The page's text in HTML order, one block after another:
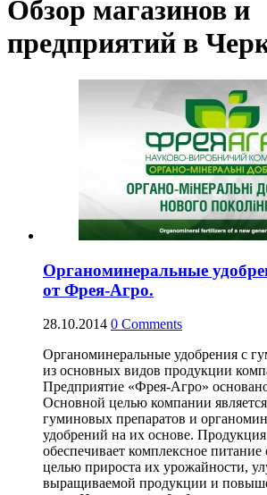
Обзор магазинов и
предприятий в
Органоминеральные
от Фрея-Агро.
28.10.2014 0 Comments
Органоминеральные удобрения с
из основных видов продукции
Предприятие «Фрея-Агро»
Основной целью компании
гуминовых препаратов и
удобрений на их основе. Продукция
обеспечивает комплексное питание
целью прироста их урожайности,
выращиваемой продукции и